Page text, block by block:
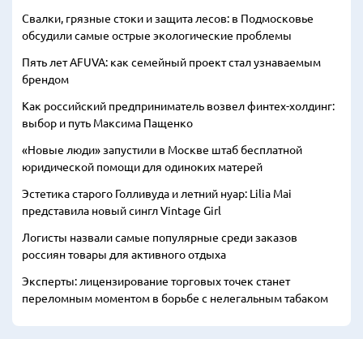
Свалки, грязные стоки и защита лесов: в Подмосковье
обсудили самые острые экологические проблемы
Пять лет AFUVA: как семейный проект стал узнаваемым
брендом
Как российский предприниматель возвел финтех-холдинг:
выбор и путь Максима Пащенко
«Новые люди» запустили в Москве штаб бесплатной
юридической помощи для одиноких матерей
Эстетика старого Голливуда и летний нуар: Lilia Mai
представила новый сингл Vintage Girl
Логисты назвали самые популярные среди заказов
россиян товары для активного отдыха
Эксперты: лицензирование торговых точек станет
переломным моментом в борьбе с нелегальным табаком